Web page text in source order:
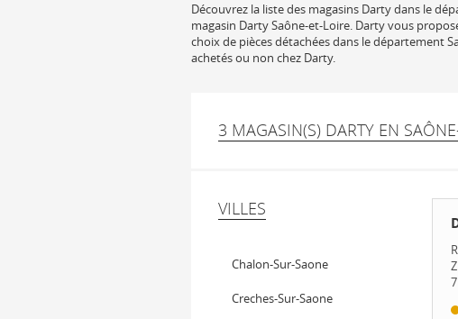
Découvrez la liste des magasins Darty dans le
magasin Darty Saône-et-Loire. Darty vous
choix de pièces détachées dans le département
achetés ou non chez Darty.
3 MAGASIN(S) DARTY EN
VILLES
Chalon-Sur-Saone
Creches-Sur-Saone